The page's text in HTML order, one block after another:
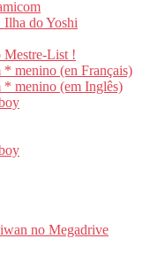
do Yoshi
Mestre-List !
* menino (en Français)
* menino (em Inglês)
no Megadrive